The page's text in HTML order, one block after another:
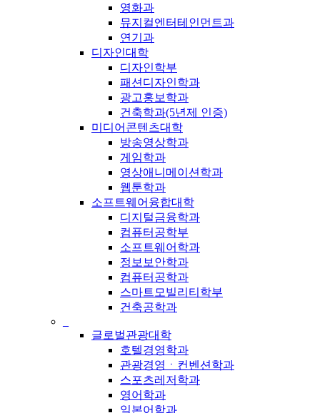
영화과
뮤지컬엔터테인먼트과
연기과
디자인대학
디자인학부
패션디자인학과
광고홍보학과
건축학과(5년제 인증)
미디어콘텐츠대학
방송영상학과
게임학과
영상애니메이션학과
웹툰학과
소프트웨어융합대학
디지털금융학과
컴퓨터공학부
소프트웨어학과
정보보안학과
컴퓨터공학과
스마트모빌리티학부
건축공학과
글로벌관광대학
호텔경영학과
관광경영ㆍ컨벤션학과
스포츠레저학과
영어학과
일본어학과